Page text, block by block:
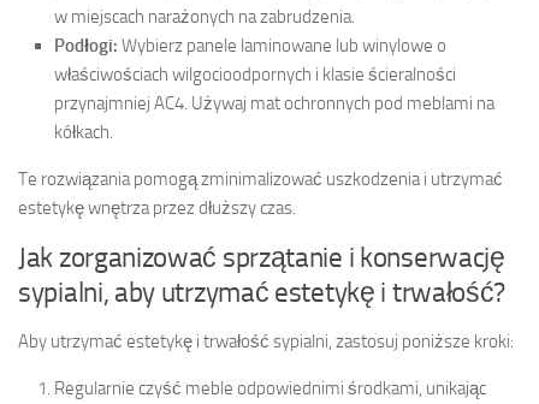
w miejscach narażonych na zabrudzenia.
Podłogi: Wybierz panele laminowane lub winylowe o
właściwościach wilgocioodpornych i klasie ścieralności
przynajmniej AC4. Używaj mat ochronnych pod meblami na
kółkach.
Te rozwiązania pomogą zminimalizować uszkodzenia i utrzymać
estetykę wnętrza przez dłuższy czas.
Jak zorganizować sprzątanie i konserwację
sypialni, aby utrzymać estetykę i trwałość?
Aby utrzymać estetykę i trwałość sypialni, zastosuj poniższe kroki:
Regularnie czyść meble odpowiednimi środkami, unikając